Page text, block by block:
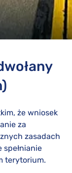
że wniosek
za
zasadach
terytorium.